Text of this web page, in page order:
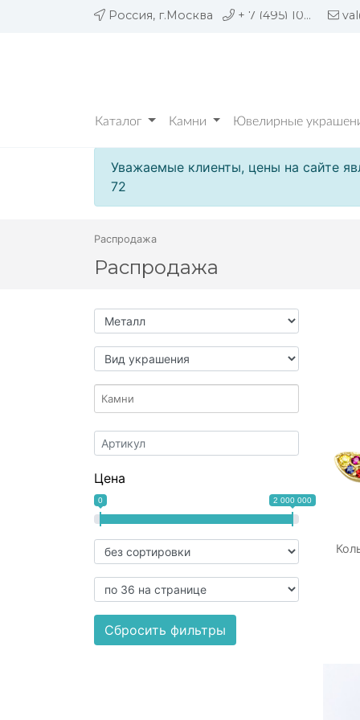
Россия, г.Москва + 7 (495) 109 05 72
Каталог Камни Ювелирные
Уважаемые клиенты, цены на сайте
72
Распродажа
Распродажа
Цена
0 2 000 000
Сбросить фильтры